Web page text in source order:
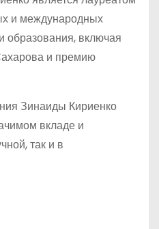
и международных
образования, включая
и премию
Зинаиды Кириенко
вкладе и
так и в